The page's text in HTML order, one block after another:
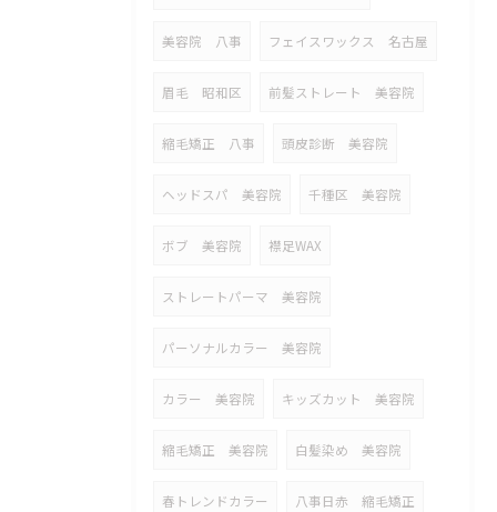
美容院 八事 フェイスワックス 名古屋
眉毛 昭和区 前髪ストレート 美容院
縮毛矯正 八事 頭皮診断 美容院
ヘッドスパ 美容院 千種区 美容院
ボブ 美容院 襟足WAX
ストレートパーマ 美容院
パーソナルカラー 美容院
カラー 美容院 キッズカット 美容院
縮毛矯正 美容院 白髪染め 美容院
春トレンドカラー 八事日赤 縮毛矯正